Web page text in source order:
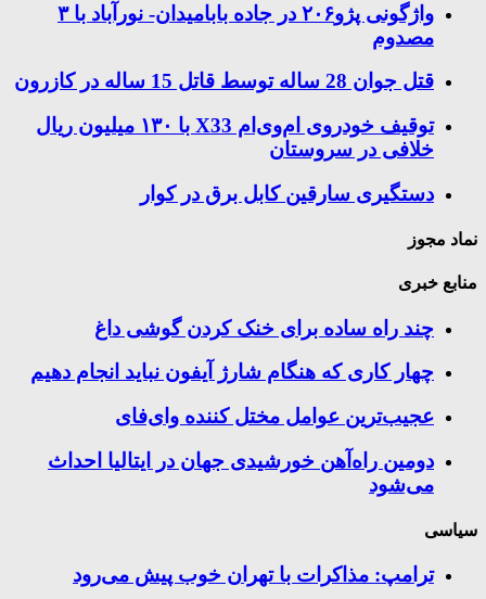
واژگونی پژو۲۰۶ در جاده بابامیدان- نورآباد با ۳
مصدوم
قتل جوان 28 ساله توسط قاتل 15 ساله در کازرون
توقیف خودروی ام‌وی‌ام X33 با ۱۳۰ میلیون ریال
خلافی در سروستان
دستگیری سارقین کابل برق در کوار
نماد مجوز
منابع خبری
چند راه‌ ساده برای خنک کردن گوشی داغ
چهار کاری که هنگام شارژ آیفون نباید انجام دهیم
عجیب‌ترین عوامل مختل کننده وای‌فای
دومین راه‌آهن خورشیدی جهان در ایتالیا احداث
می‌شود
سیاسی
ترامپ: مذاکرات با تهران خوب پیش می‌رود